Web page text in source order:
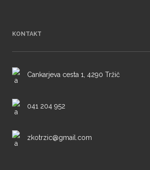
KONTAKT
Cankarjeva cesta 1, 4290 Tržič
041 204 952
zkotrzic@gmail.com